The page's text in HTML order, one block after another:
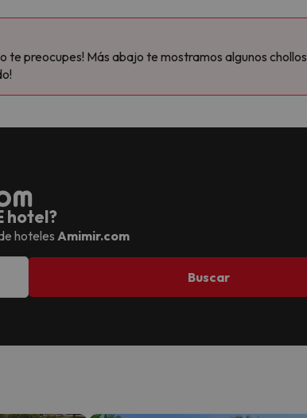
te preocupes! Más abajo te mostramos algunos chollos
hotel?
hoteles Amimir.com
Buscar